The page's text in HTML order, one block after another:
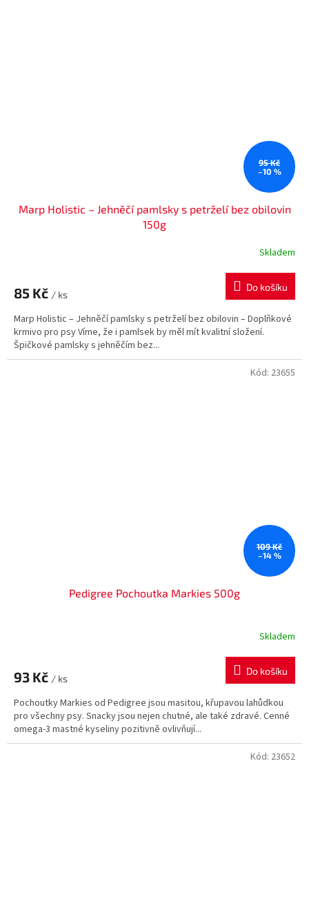
95 Kč
–10 %
Marp Holistic – Jehněčí pamlsky s petrželí bez obilovin
150g
Skladem
85 Kč / ks
Do košíku
Marp Holistic – Jehněčí pamlsky s petrželí bez obilovin – Doplňkové
krmivo pro psy Víme, že i pamlsek by měl mít kvalitní složení.
Špičkové pamlsky s jehněčím bez...
109 Kč
–14 %
Pedigree Pochoutka Markies 500g
Skladem
93 Kč / ks
Do košíku
Pochoutky Markies od Pedigree jsou masitou, křupavou lahůdkou
pro všechny psy. Snacky jsou nejen chutné, ale také zdravé. Cenné
omega-3 mastné kyseliny pozitivně ovlivňují...
Kód: 23655
Kód: 23652